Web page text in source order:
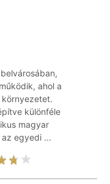
ahol a
különféle
magyar
egyedi ...